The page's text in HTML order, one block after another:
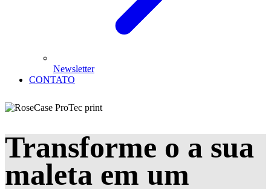
Newsletter
CONTATO
Transforme o a sua
maleta em um